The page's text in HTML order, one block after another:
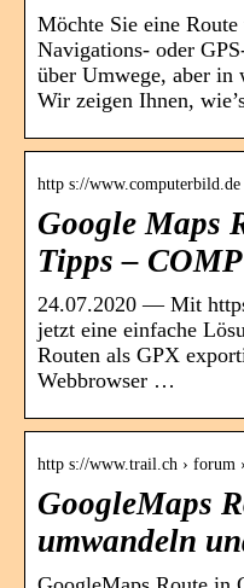
Möchte Sie eine
Navigations- oder
über Umwege, aber in
Wir zeigen Ihnen,
http s://
Google Maps
Tipps –
24.07.2020 — Mit
jetzt eine einfache
Routen als GPX
Webbrowser …
http s://www.trail.ch › forum
GoogleMaps
umwandeln